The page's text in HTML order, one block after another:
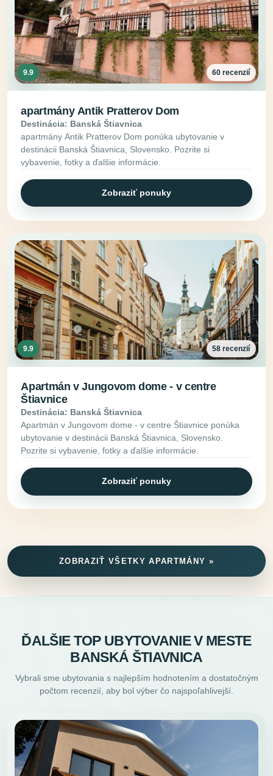
9.9 60 recenzií
apartmány Antik Pratterov Dom
Destinácia: Banská Štiavnica
apartmány Antik Pratterov Dom ponúka ubytovanie v
destinácii Banská Štiavnica, Slovensko. Pozrite si
vybavenie, fotky a ďalšie informácie.
Zobraziť ponuky
9.9 58 recenzií
Apartmán v Jungovom dome - v centre
Štiavnice
Destinácia: Banská Štiavnica
Apartmán v Jungovom dome - v centre Štiavnice ponúka
ubytovanie v destinácii Banská Štiavnica, Slovensko.
Pozrite si vybavenie, fotky a ďalšie informácie.
Zobraziť ponuky
ZOBRAZIŤ VŠETKY APARTMÁNY »
ĎALŠIE TOP UBYTOVANIE V MESTE
BANSKÁ ŠTIAVNICA
Vybrali sme ubytovania s najlepším hodnotením a dostatočným
počtom recenzií, aby bol výber čo najspoľahlivejší.